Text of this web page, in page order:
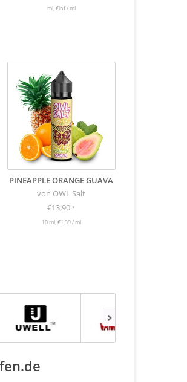
ml, €inf / ml
PINEAPPLE ORANGE GUAVA
von OWL Salt
€13,90*
10 ml, €1,39 / ml